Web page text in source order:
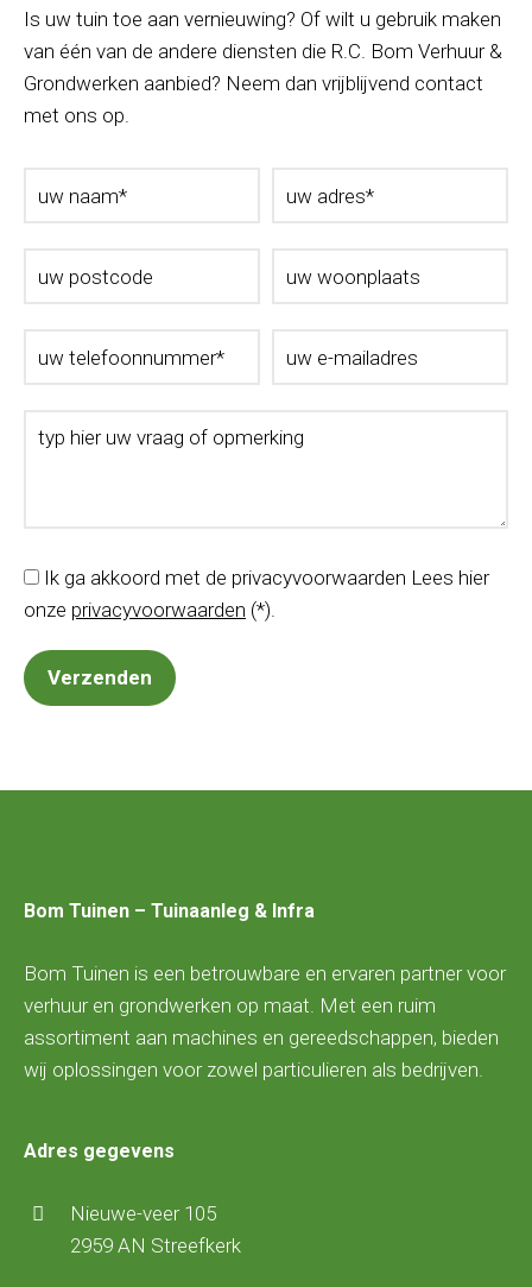
Is uw tuin toe aan vernieuwing? Of wilt u gebruik maken
van één van de andere diensten die R.C. Bom Verhuur &
Grondwerken aanbied? Neem dan vrijblijvend contact
met ons op.
Ik ga akkoord met de privacyvoorwaarden Lees hier
onze privacyvoorwaarden (*).
Bom Tuinen – Tuinaanleg & Infra
Bom Tuinen is een betrouwbare en ervaren partner voor
verhuur en grondwerken op maat. Met een ruim
assortiment aan machines en gereedschappen, bieden
wij oplossingen voor zowel particulieren als bedrijven.
Adres gegevens
Nieuwe-veer 105
2959 AN Streefkerk